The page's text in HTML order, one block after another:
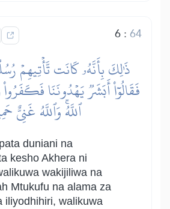
6:64
ذَٰلِكَ بِأَنَّهُۥ كَانَت تَّأۡتِيهِمۡ
فَقَالُوٓاْ أَبَشَرٞ يَهۡدُونَنَا فَكَفَرُواْ
ٱللَّهُۚ وَٱللَّهُ غَنِيٌّ
duniani na
kesho Akhera ni
wakijiliwa na
Mtukufu na alama za
iliyodhihiri, walikuwa